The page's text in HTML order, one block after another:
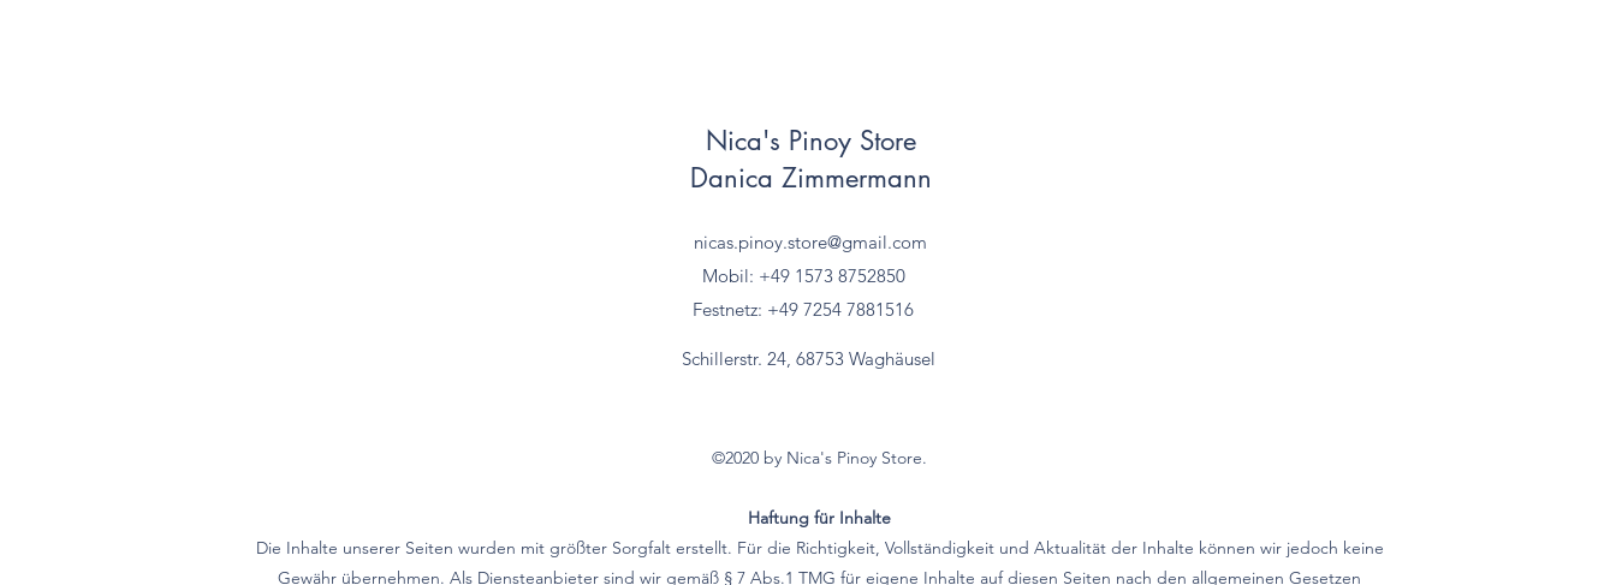
Nica's Pinoy Store
Danica Zimmermann
nicas.pinoy.store@gmail.com
Mobil: +49 1573 8752850
Festnetz: +49 7254 7881516
Schillerstr. 24, 68753 Waghäusel
©2020 by Nica's Pinoy Store.
Haftung für Inhalte
Die Inhalte unserer Seiten wurden mit größter Sorgfalt erstellt. Für die Richtigkeit, Vollständigkeit und Aktualität der Inhalte können wir jedoch keine
Gewähr übernehmen. Als Diensteanbieter sind wir gemäß § 7 Abs.1 TMG für eigene Inhalte auf diesen Seiten nach den allgemeinen Gesetzen